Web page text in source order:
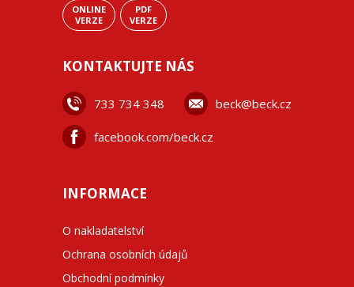
ONLINE
VERZE
PDF
VERZE
KONTAKTUJTE NÁS
733 734 348 beck@beck.cz
facebook.com/beck.cz
INFORMACE
O nakladatelství
Ochrana osobních údajů
Obchodní podmínky